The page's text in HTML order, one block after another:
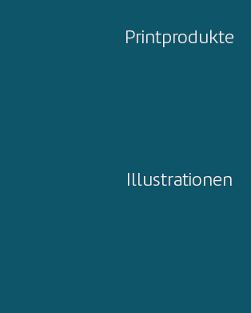
Printprodukte
Illustrationen